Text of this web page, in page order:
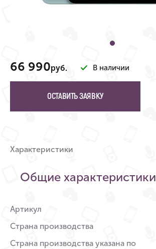
66 990руб. В наличии
ОСТАВИТЬ ЗАЯВКУ
Характеристики
Общие характеристики
Артикул
Страна производства
Страна производства указана по